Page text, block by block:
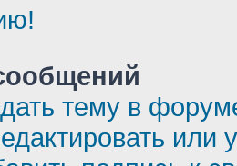
тему в
или